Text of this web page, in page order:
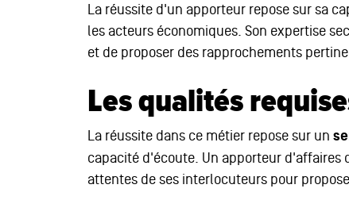
La réussite d'un apporteur repose sur sa
les acteurs économiques. Son expertise
et de proposer des rapprochements
Les qualités
La réussite dans ce métier repose sur un
capacité d'écoute. Un apporteur d'affaires
attentes de ses interlocuteurs pour